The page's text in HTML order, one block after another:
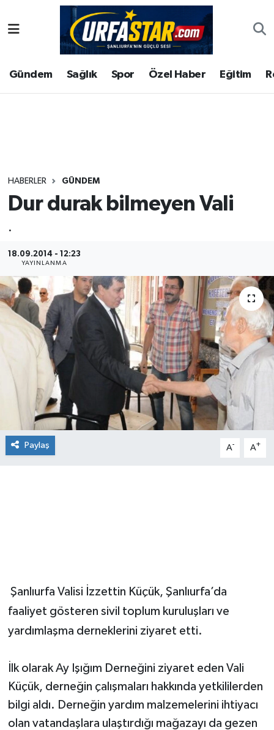
Gündem Sağlık Spor Özel Haber Eğitim
HABERLER GÜNDEM
Dur durak bilmeyen Vali
.
18.09.2014 - 12:23
YAYINLANMA
Paylaş A- A+
Şanlıurfa Valisi İzzettin Küçük, Şanlıurfa’da
faaliyet gösteren sivil toplum kuruluşları ve
yardımlaşma derneklerini ziyaret etti.
İlk olarak Ay Işığım Derneğini ziyaret eden Vali
Küçük, derneğin çalışmaları hakkında yetkililerden
bilgi aldı. Derneğin yardım malzemelerini ihtiyacı
olan vatandaşlara ulaştırdığı mağazayı da gezen
ASAYİS
ÇEVRE
Gündem
Magazin
Şanlıurfa Nöbetçi Eczaneler
Şanlıurfa Hava Durumu
Tüm Manşetler
Haber Arşivi